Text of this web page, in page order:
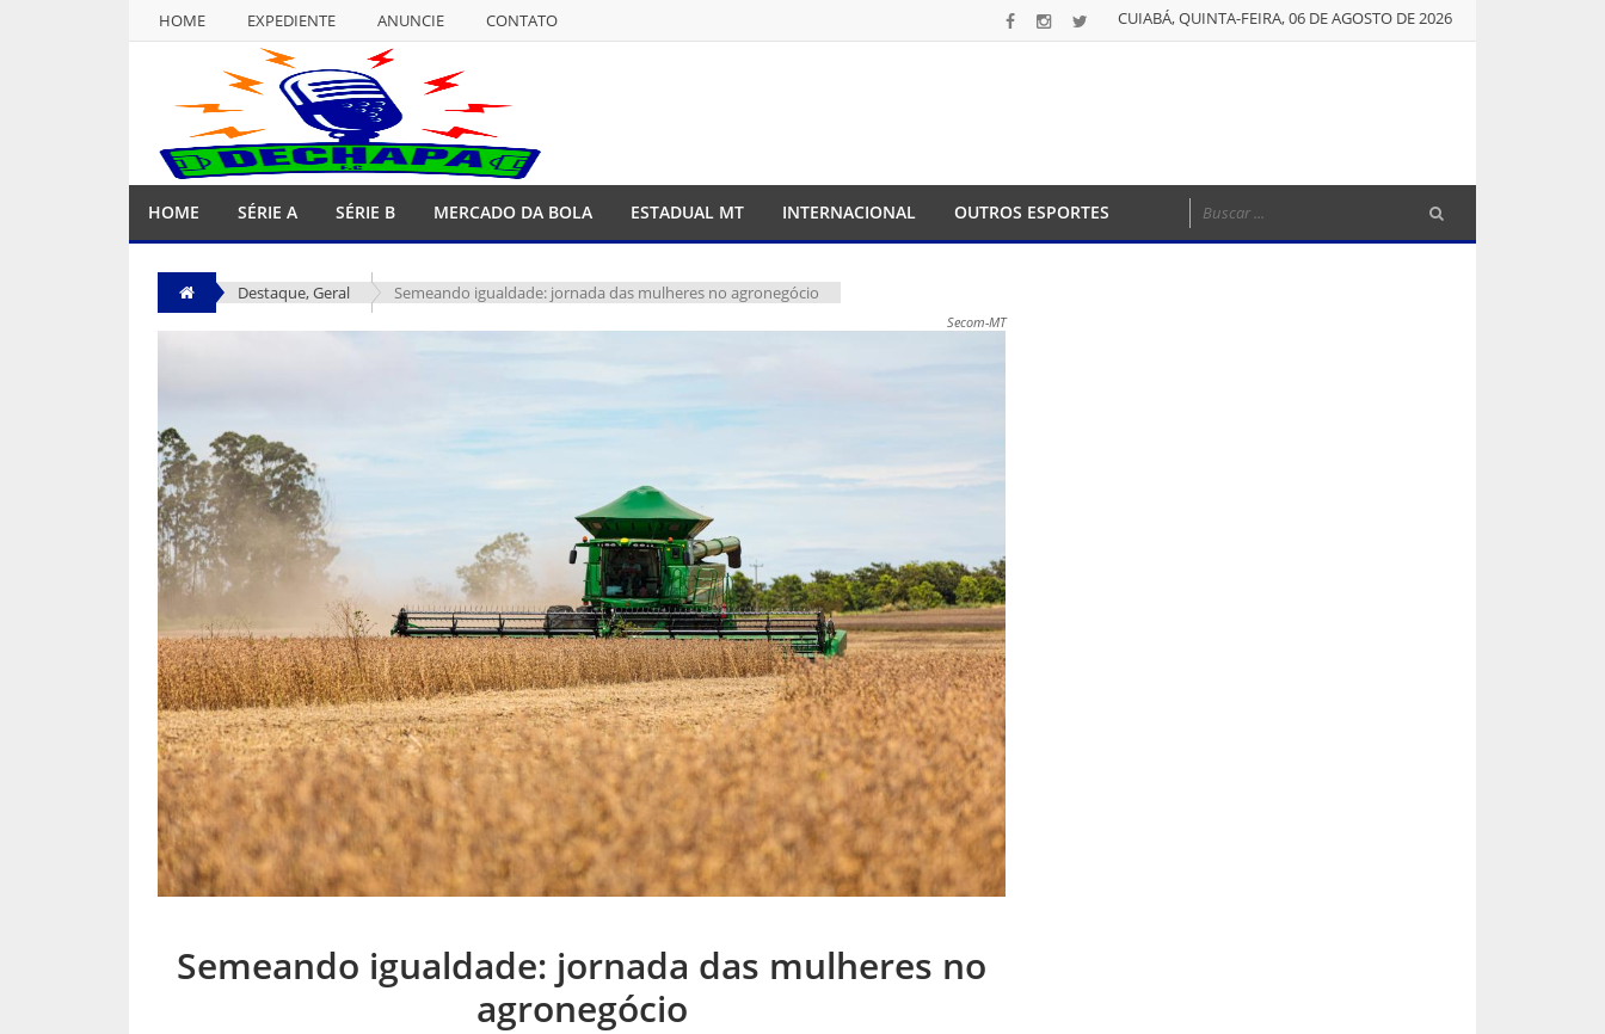
HOME EXPEDIENTE ANUNCIE
CONTATO
EXPEDIENTE ANUNCIE
CUIABÁ, QUINTA-FEIRA, 06 DE AGOSTO DE 2026
HOME SÉRIE A SÉRIE B MERCADO DA BOLA ESTADUAL MT INTERNACIONAL OUTROS ESPORTES
Destaque,Geral Semeando igualdade: jornada das mulheres no agronegócio
Secom-MT
Semeando igualdade: jornada das mulheres no
agronegócio